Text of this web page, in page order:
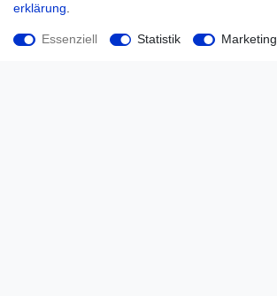
Wabco M 22 x 1,5 Kupplungskopf Einkreisbremse m.
erklärung
Essenziell Statistik Marketing